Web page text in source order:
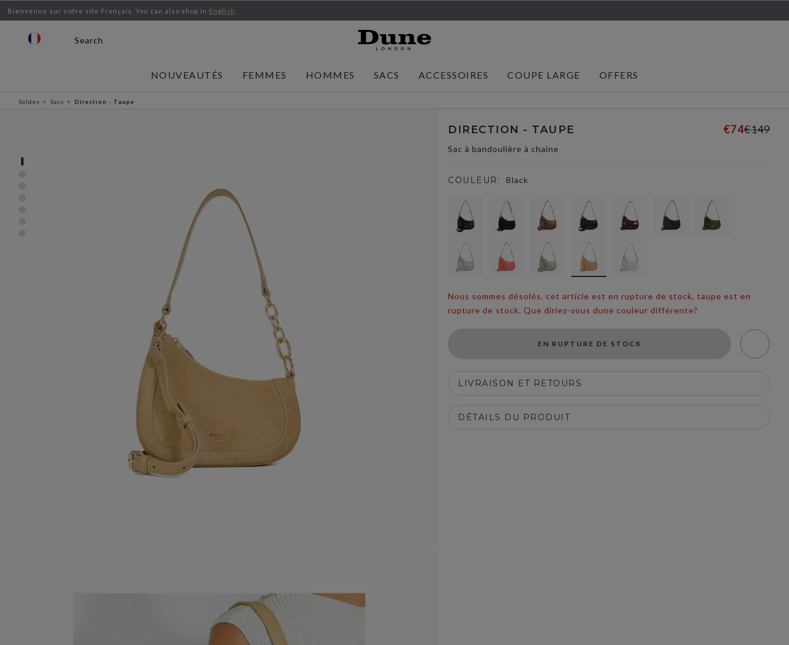
Bienvenue sur notre site Français. You can also shop in English
Search
NOUVEAUTÉS FEMMES HOMMES SACS ACCESSOIRES COUPE LARGE OFFERS
Soldes Sacs Direction - Taupe
DIRECTION - TAUPE
Sac à bandoulière à chaîne
€74€149
COULEUR: Black
Nous sommes désolés, cet article est en rupture de stock, taupe est en
rupture de stock. Que diriez-vous dune couleur différente?
EN RUPTURE DE STOCK
LIVRAISON ET RETOURS
DÉTAILS DU PRODUIT